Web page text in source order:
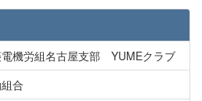
機労組名古屋支部 YUMEクラブ
合